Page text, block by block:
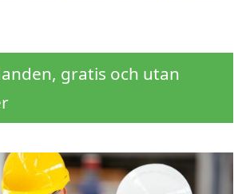
gratis och utan